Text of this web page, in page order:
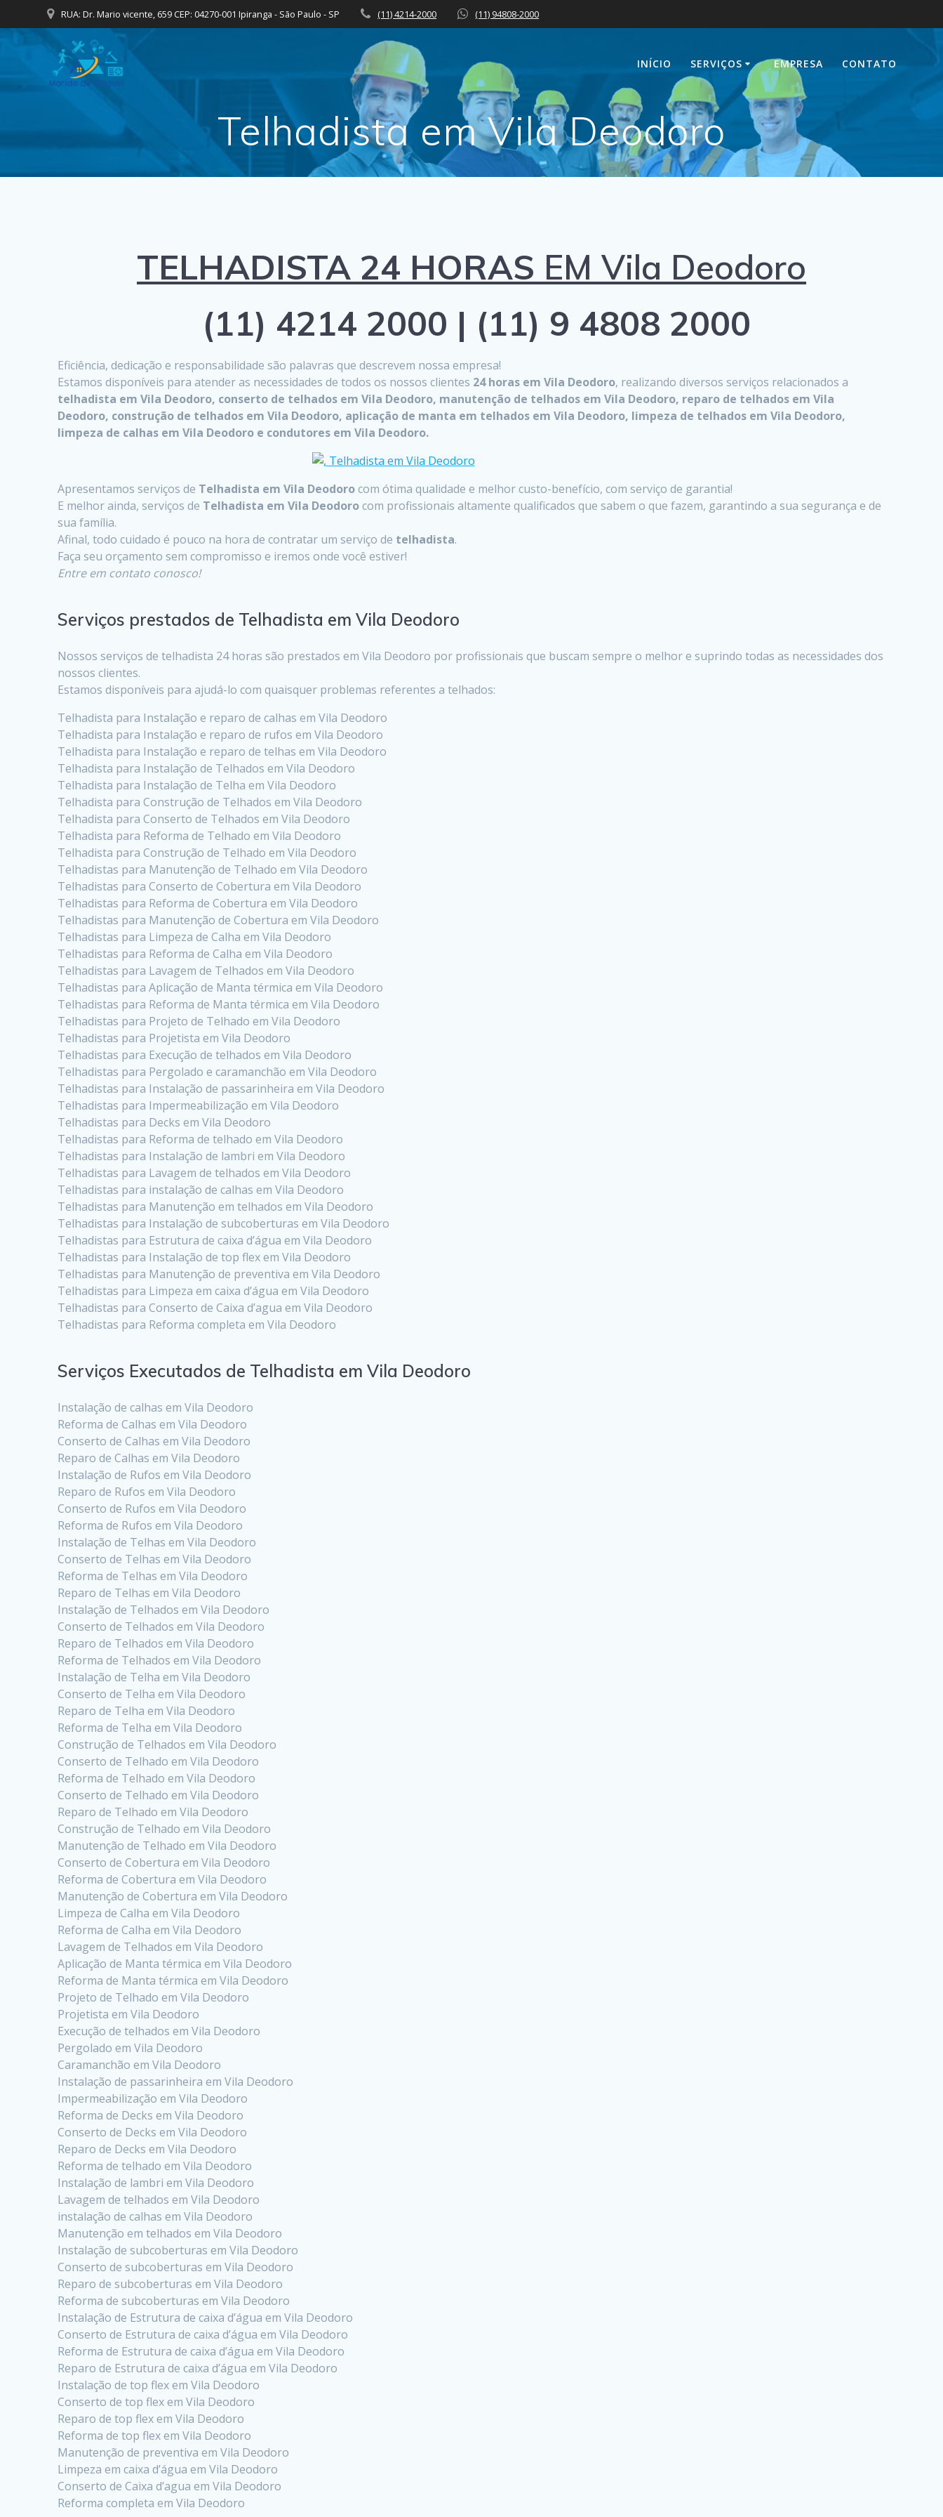
to
RUA: Dr. Mario vicente, 659 CEP: 04270-001 Ipiranga - São Paulo - SP (11) 4214-2000 (11) 94808-2000
INÍCIO SERVIÇOS EMPRESA CONTATO
Telhadista em Vila Deodoro
TELHADISTA 24 HORAS EM Vila Deodoro
(11) 4214 2000 | (11) 9 4808 2000
Eficiência, dedicação e responsabilidade são palavras que descrevem nossa empresa!
Estamos disponíveis para atender as necessidades de todos os nossos clientes 24 horas em Vila Deodoro, realizando diversos serviços relacionados a
telhadista em Vila Deodoro, conserto de telhados em Vila Deodoro, manutenção de telhados em Vila Deodoro, reparo de telhados em Vila
Deodoro, construção de telhados em Vila Deodoro, aplicação de manta em telhados em Vila Deodoro, limpeza de telhados em Vila Deodoro,
limpeza de calhas em Vila Deodoro e condutores em Vila Deodoro.
Apresentamos serviços de Telhadista em Vila Deodorocom ótima qualidade e melhor custo-benefício, com serviço de garantia!
E melhor ainda, serviços de Telhadista em Vila Deodorocom profissionais altamente qualificados que sabem o que fazem, garantindo a sua segurança e de
sua família.
Afinal, todo cuidado é pouco na hora de contratar um serviço de telhadista.
Faça seu orçamento sem compromisso e iremos onde você estiver!
Entre em contato conosco!
Serviços prestados de Telhadista em Vila Deodoro
Nossos serviços de telhadista 24 horas são prestados em Vila Deodoro por profissionais que buscam sempre o melhor e suprindo todas as necessidades dos
nossos clientes.
Estamos disponíveis para ajudá-lo com quaisquer problemas referentes a telhados:
Telhadista para Instalação e reparo de calhas em Vila Deodoro
Telhadista para Instalação e reparo de rufos em Vila Deodoro
Telhadista para Instalação e reparo de telhas em Vila Deodoro
Telhadista para Instalação de Telhados em Vila Deodoro
Telhadista para Instalação de Telha em Vila Deodoro
Telhadista para Construção de Telhados em Vila Deodoro
Telhadista para Conserto de Telhados em Vila Deodoro
Telhadista para Reforma de Telhado em Vila Deodoro
Telhadista para Construção de Telhado em Vila Deodoro
Telhadistas para Manutenção de Telhado em Vila Deodoro
Telhadistas para Conserto de Cobertura em Vila Deodoro
Telhadistas para Reforma de Cobertura em Vila Deodoro
Telhadistas para Manutenção de Cobertura em Vila Deodoro
Telhadistas para Limpeza de Calha em Vila Deodoro
Telhadistas para Reforma de Calha em Vila Deodoro
Telhadistas para Lavagem de Telhados em Vila Deodoro
Telhadistas para Aplicação de Manta térmica em Vila Deodoro
Telhadistas para Reforma de Manta térmica em Vila Deodoro
Telhadistas para Projeto de Telhado em Vila Deodoro
Telhadistas para Projetista em Vila Deodoro
Telhadistas para Execução de telhados em Vila Deodoro
Telhadistas para Pergolado e caramanchão em Vila Deodoro
Telhadistas para Instalação de passarinheira em Vila Deodoro
Telhadistas para Impermeabilização em Vila Deodoro
Telhadistas para Decks em Vila Deodoro
Telhadistas para Reforma de telhado em Vila Deodoro
Telhadistas para Instalação de lambri em Vila Deodoro
Telhadistas para Lavagem de telhados em Vila Deodoro
Telhadistas para instalação de calhas em Vila Deodoro
Telhadistas para Manutenção em telhados em Vila Deodoro
Telhadistas para Instalação de subcoberturas em Vila Deodoro
Telhadistas para Estrutura de caixa d’água em Vila Deodoro
Telhadistas para Instalação de top flex em Vila Deodoro
Telhadistas para Manutenção de preventiva em Vila Deodoro
Telhadistas para Limpeza em caixa d’água em Vila Deodoro
Telhadistas para Conserto de Caixa d’agua em Vila Deodoro
Telhadistas para Reforma completa em Vila Deodoro
Serviços Executados de Telhadista em Vila Deodoro
Instalação de calhas em Vila Deodoro
Reforma de Calhas em Vila Deodoro
Conserto de Calhas em Vila Deodoro
Reparo de Calhas em Vila Deodoro
Instalação de Rufos em Vila Deodoro
Reparo de Rufos em Vila Deodoro
Conserto de Rufos em Vila Deodoro
Reforma de Rufos em Vila Deodoro
Instalação de Telhas em Vila Deodoro
Conserto de Telhas em Vila Deodoro
Reforma de Telhas em Vila Deodoro
Reparo de Telhas em Vila Deodoro
Instalação de Telhados em Vila Deodoro
Conserto de Telhados em Vila Deodoro
Reparo de Telhados em Vila Deodoro
Reforma de Telhados em Vila Deodoro
Instalação de Telha em Vila Deodoro
Conserto de Telha em Vila Deodoro
Reparo de Telha em Vila Deodoro
Reforma de Telha em Vila Deodoro
Construção de Telhados em Vila Deodoro
Conserto de Telhado em Vila Deodoro
Reforma de Telhado em Vila Deodoro
Conserto de Telhado em Vila Deodoro
Reparo de Telhado em Vila Deodoro
Construção de Telhado em Vila Deodoro
Manutenção de Telhado em Vila Deodoro
Conserto de Cobertura em Vila Deodoro
Reforma de Cobertura em Vila Deodoro
Manutenção de Cobertura em Vila Deodoro
Limpeza de Calha em Vila Deodoro
Reforma de Calha em Vila Deodoro
Lavagem de Telhados em Vila Deodoro
Aplicação de Manta térmica em Vila Deodoro
Reforma de Manta térmica em Vila Deodoro
Projeto de Telhado em Vila Deodoro
Projetista em Vila Deodoro
Execução de telhados em Vila Deodoro
Pergolado em Vila Deodoro
Caramanchão em Vila Deodoro
Instalação de passarinheira em Vila Deodoro
Impermeabilização em Vila Deodoro
Reforma de Decks em Vila Deodoro
Conserto de Decks em Vila Deodoro
Reparo de Decks em Vila Deodoro
Reforma de telhado em Vila Deodoro
Instalação de lambri em Vila Deodoro
Lavagem de telhados em Vila Deodoro
instalação de calhas em Vila Deodoro
Manutenção em telhados em Vila Deodoro
Instalação de subcoberturas em Vila Deodoro
Conserto de subcoberturas em Vila Deodoro
Reparo de subcoberturas em Vila Deodoro
Reforma de subcoberturas em Vila Deodoro
Instalação de Estrutura de caixa d’água em Vila Deodoro
Conserto de Estrutura de caixa d’água em Vila Deodoro
Reforma de Estrutura de caixa d’água em Vila Deodoro
Reparo de Estrutura de caixa d’água em Vila Deodoro
Instalação de top flex em Vila Deodoro
Conserto de top flex em Vila Deodoro
Reparo de top flex em Vila Deodoro
Reforma de top flex em Vila Deodoro
Manutenção de preventiva em Vila Deodoro
Limpeza em caixa d’água em Vila Deodoro
Conserto de Caixa d’agua em Vila Deodoro
Reforma completa em Vila Deodoro